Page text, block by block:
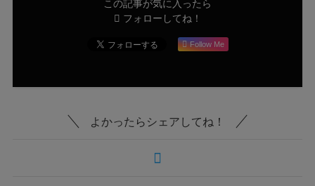
この記事が気に入ったら
フォローしてね！
Follow Me
よかったらシェアしてね！